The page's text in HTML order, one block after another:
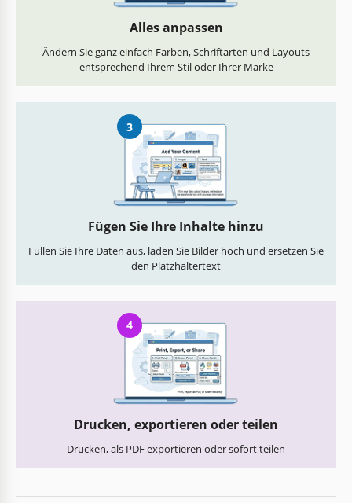
Alles anpassen
Ändern Sie ganz einfach Farben, Schriftarten und Layouts
entsprechend Ihrem Stil oder Ihrer Marke
3
Fügen Sie Ihre Inhalte hinzu
Füllen Sie Ihre Daten aus, laden Sie Bilder hoch und ersetzen Sie
den Platzhaltertext
4
Drucken, exportieren oder teilen
Drucken, als PDF exportieren oder sofort teilen